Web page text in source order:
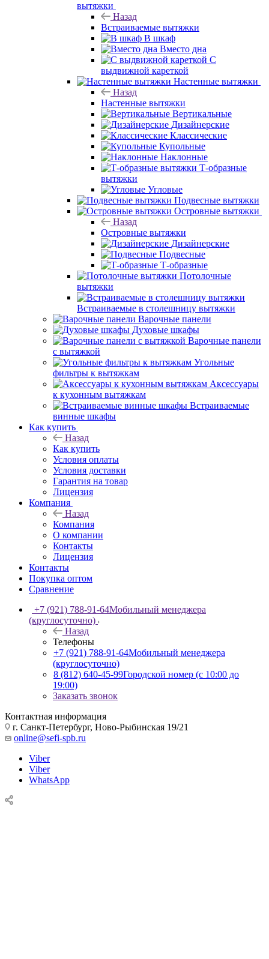
вытяжки
Назад
Встраиваемые вытяжки
В шкаф
Вместо дна
С
выдвижной кареткой
Настенные вытяжки
Назад
Настенные вытяжки
Вертикальные
Дизайнерские
Классические
Купольные
Наклонные
Т-образные
вытяжки
Угловые
Подвесные вытяжки
Островные вытяжки
Назад
Островные вытяжки
Дизайнерские
Подвесные
Т-образные
Потолочные
вытяжки
Встраиваемые в столешницу вытяжки
Варочные панели
Духовые шкафы
Варочные панели
с вытяжкой
Угольные
фильтры к вытяжкам
Аксессуары
к кухонным вытяжкам
Встраиваемые
винные шкафы
Как купить
Назад
Как купить
Условия оплаты
Условия доставки
Гарантия на товар
Лицензия
Компания
Назад
Компания
О компании
Контакты
Лицензия
Контакты
Покупка оптом
Сравнение
+7 (921) 788-91-64Мобильный менеджера
(круглосуточно)
Назад
Телефоны
+7 (921) 788-91-64Мобильный менеджера
(круглосуточно)
8 (812) 640-45-99Городской номер (с 10:00 до
19:00)
Заказать звонок
Контактная информация
г. Санкт-Петербург, Ново-Рыбинская 19/21
online@sefi-spb.ru
Viber
Viber
WhatsApp